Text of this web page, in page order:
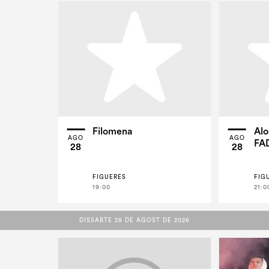
AGO
28
Filomena
FIGUERES
19:00
AGO
28
DISSABTE 29 DE AGOST DE 2026
DISSABTE 29 DE AGOST DE 2026